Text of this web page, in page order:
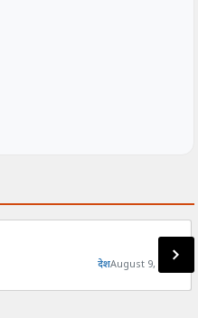
देशAugust 9, 2026